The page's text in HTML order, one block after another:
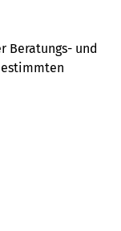
Beratungs- und